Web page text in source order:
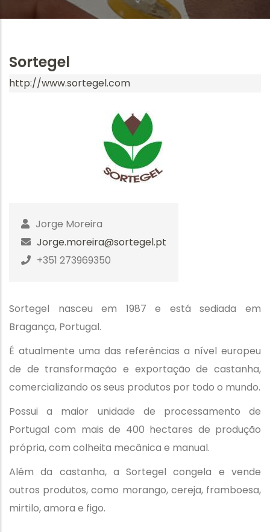
Sortegel
http://www.sortegel.com
Jorge Moreira
Jorge.moreira@sortegel.pt
+351 273969350
Sortegel nasceu em 1987 e está sediada em
Bragança, Portugal.
É atualmente uma das referências a nível europeu
de de transformação e exportação de castanha,
comercializando os seus produtos por todo o mundo.
Possui a maior unidade de processamento de
Portugal com mais de 400 hectares de produção
própria, com colheita mecânica e manual.
Além da castanha, a Sortegel congela e vende
outros produtos, como morango, cereja, framboesa,
mirtilo, amora e figo.